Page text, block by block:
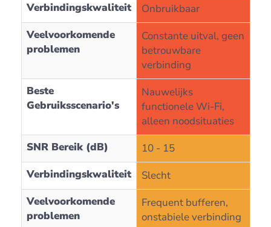
Verbindingskwaliteit
Onbruikbaar
Veelvoorkomende
problemen
Constante uitval, geen
betrouwbare
verbinding
Beste
Gebruiksscenario's
Nauwelijks
functionele Wi-Fi,
alleen noodsituaties
SNR Bereik (dB)
10 - 15
Verbindingskwaliteit
Slecht
Veelvoorkomende
problemen
Frequent bufferen,
onstabiele verbinding